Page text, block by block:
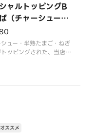
ャルトッピングB
（チャーシュー2
熟たまご、ねぎゴ
ュー・半熟たまご・ねぎ
ッピングされた、当店お
ススメ